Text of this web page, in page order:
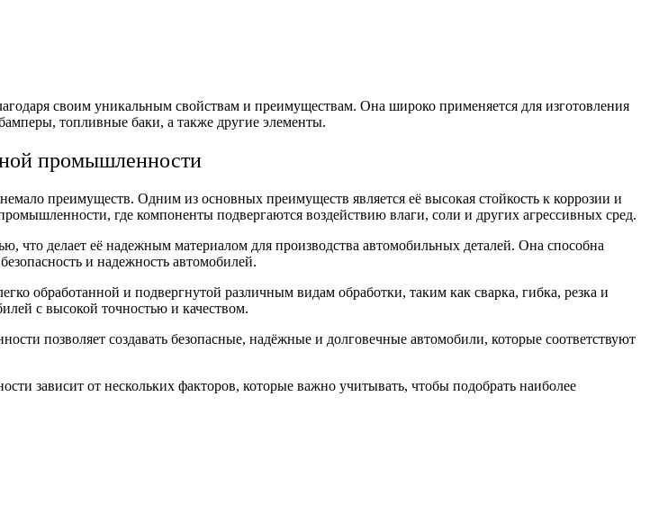
своим уникальным свойствам и преимуществам. Она широко применяется для изготовления
топливные баки, а также другие элементы.
промышленности
преимуществ. Одним из основных преимуществ является её высокая стойкость к коррозии и
где компоненты подвергаются воздействию влаги, соли и других агрессивных сред.
что делает её надежным материалом для производства автомобильных деталей. Она способна
и надежность автомобилей.
обработанной и подвергнутой различным видам обработки, таким как сварка, гибка, резка и
с высокой точностью и качеством.
позволяет создавать безопасные, надёжные и долговечные автомобили, которые соответствуют
зависит от нескольких факторов, которые важно учитывать, чтобы подобрать наиболее